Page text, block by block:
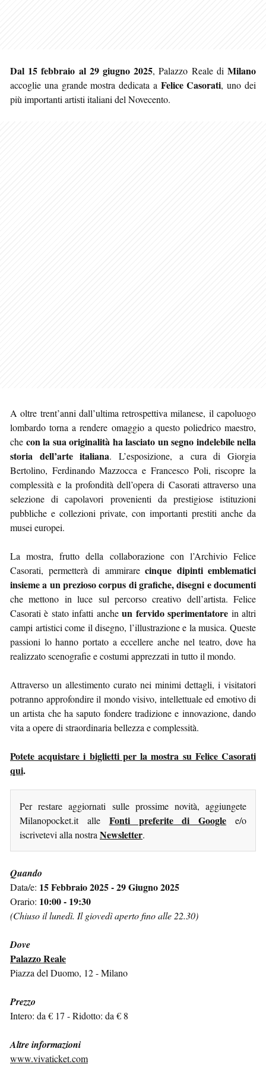
Dal 15 febbraio al 29 giugno 2025, Palazzo Reale diMilano
accoglie una grande mostra dedicata a Felice Casorati, uno dei
più importanti artisti italiani del Novecento.
A oltre trent’anni dall’ultima retrospettiva milanese, il capoluogo
lombardo torna a rendere omaggio a questo poliedrico maestro,
che con la sua originalità ha lasciato un segno indelebile nella
storia dell’arte italiana. L’esposizione, a cura di Giorgia
Bertolino, Ferdinando Mazzocca e Francesco Poli, riscopre la
complessità e la profondità dell’opera di Casorati attraverso una
selezione di capolavori provenienti da prestigiose istituzioni
pubbliche e collezioni private, con importanti prestiti anche da
musei europei.
La mostra, frutto della collaborazione con l’Archivio Felice
Casorati, permetterà di ammirare cinque dipinti emblematici
insieme a un prezioso corpus di grafiche, disegni e documenti
che mettono in luce sul percorso creativo dell’artista. Felice
Casorati è stato infatti ancheun fervido sperimentatore in altri
campi artistici come il disegno, l’illustrazione e la musica. Queste
passioni lo hanno portato a eccellere anche nel teatro, dove ha
realizzato scenografie e costumi apprezzati in tutto il mondo.
Attraverso un allestimento curato nei minimi dettagli, i visitatori
potranno approfondire il mondo visivo, intellettuale ed emotivo di
un artista che ha saputo fondere tradizione e innovazione, dando
vita a opere di straordinaria bellezza e complessità.
Potete acquistare i biglietti per la mostra su Felice Casorati
qui.
Per restare aggiornati sulle prossime novità, aggiungete
Milanopocket.it alle Fonti preferite di Google e/o
iscrivetevi alla nostra Newsletter.
Quando
Data/e: 15 Febbraio 2025 - 29 Giugno 2025
Orario: 10:00 - 19:30
(Chiuso il lunedì. Il giovedì aperto fino alle 22.30)
Dove
Palazzo Reale
Piazza del Duomo, 12 - Milano
Prezzo
Intero: da € 17 - Ridotto: da € 8
Altre informazioni
www.vivaticket.com